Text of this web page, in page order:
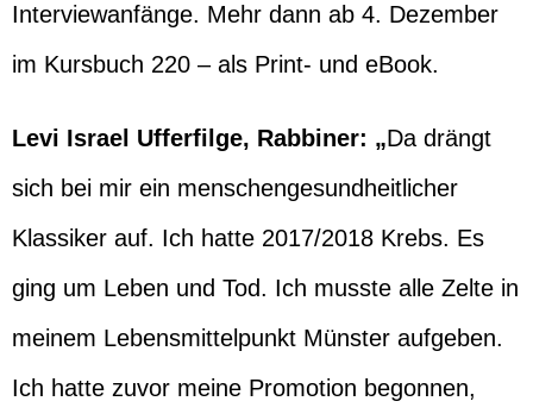
Interviewanfänge. Mehr dann ab 4. Dezember
im Kursbuch 220 – als Print- und eBook.
Levi Israel Ufferfilge, Rabbiner: „Da drängt
sich bei mir ein menschengesundheitlicher
Klassiker auf. Ich hatte 2017/2018 Krebs. Es
ging um Leben und Tod. Ich musste alle Zelte in
meinem Lebensmittelpunkt Münster aufgeben.
Ich hatte zuvor meine Promotion begonnen,